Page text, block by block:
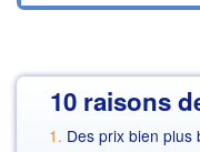
10 raisons
Des prix bien plus